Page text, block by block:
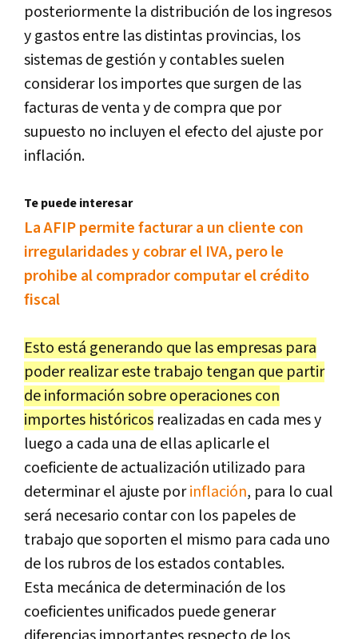
posteriormente la distribución de los ingresos
y gastos entre las distintas provincias, los
sistemas de gestión y contables suelen
considerar los importes que surgen de las
facturas de venta y de compra que por
supuesto no incluyen el efecto del ajuste por
inflación.
Te puede interesar
La AFIP permite facturar a un cliente con
irregularidades y cobrar el IVA, pero le
prohibe al comprador computar el crédito
fiscal
Esto está generando que las empresas para
poder realizar este trabajo tengan que partir
de información sobre operaciones con
importes históricos realizadas en cada mes y
luego a cada una de ellas aplicarle el
coeficiente de actualización utilizado para
determinar el ajuste porinflación, para lo cual
será necesario contar con los papeles de
trabajo que soporten el mismo para cada uno
de los rubros de los estados contables.
Esta mecánica de determinación de los
coeficientes unificados puede generar